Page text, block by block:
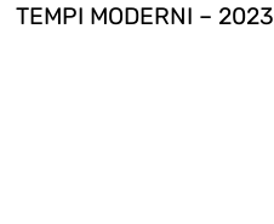
TEMPI MODERNI – 2023